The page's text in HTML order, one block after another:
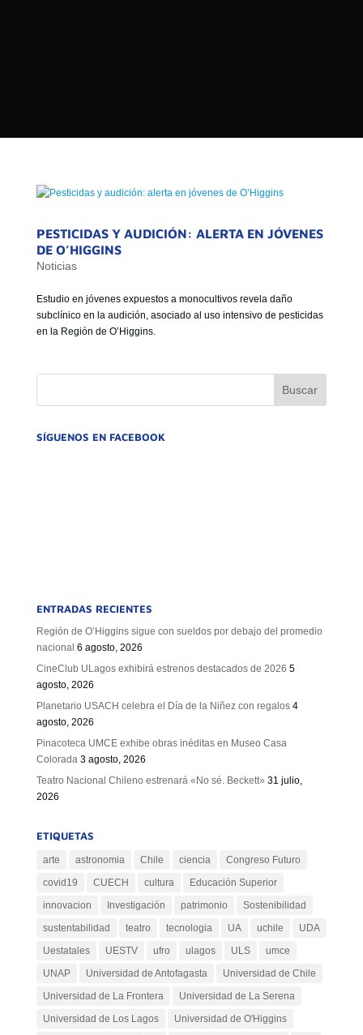
ESTADO DE CHILE
MISIÓN
VISIÓN
PESTICIDAS Y AUDICIÓN: ALERTA EN JÓVENES
DE O’HIGGINS
Noticias
Estudio en jóvenes expuestos a monocultivos revela daño
subclínico en la audición, asociado al uso intensivo de pesticidas
en la Región de O’Higgins.
SÍGUENOS EN FACEBOOK
ENTRADAS RECIENTES
Región de O’Higgins sigue con sueldos por debajo del promedio
nacional 6 agosto, 2026
CineClub ULagos exhibirá estrenos destacados de 2026 5
agosto, 2026
Planetario USACH celebra el Día de la Niñez con regalos 4
agosto, 2026
Pinacoteca UMCE exhibe obras inéditas en Museo Casa
Colorada 3 agosto, 2026
Teatro Nacional Chileno estrenará «No sé. Beckett» 31 julio,
2026
ETIQUETAS
arte astronomia Chile ciencia
Congreso Futuro
covid19
CUECH cultura
Educación Superior
innovacion
Investigación patrimonio
Sostenibilidad
sustentabilidad
teatro tecnologia UA uchile
UDA
Uestatales
UESTV ufro ulagos ULS
umce
UNAP
Universidad de Antofagasta
Universidad de Chile
Universidad de La Frontera
Universidad de La Serena
Universidad de Los Lagos
Universidad de O'Higgins